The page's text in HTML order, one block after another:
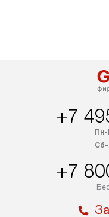
+7
Сб-
+7